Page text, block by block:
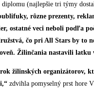
(najlepšie tri týmy
rôzne prezenty,
ostatné veci neboli podľa
čo pri All Stars by to
Žilinčania nastavili latku
žilinských organizátorov,
zdvihla pomyselný prst hore